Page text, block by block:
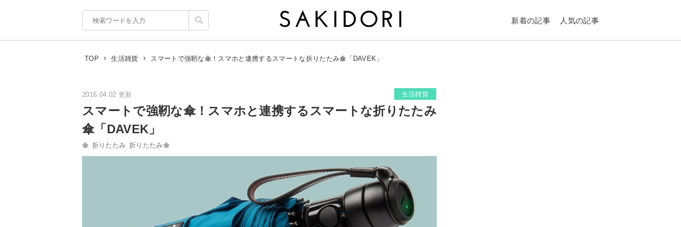
新着の記事 人気の記事
TOP 生活雑貨 スマートで強靭な傘！スマホと連携するスマートな折りたたみ傘「DAVEK」
2016.04.02 更新 生活雑貨
スマートで強靭な傘！スマホと連携するスマートな折りたたみ
傘「DAVEK」
傘 折りたたみ 折りたたみ傘